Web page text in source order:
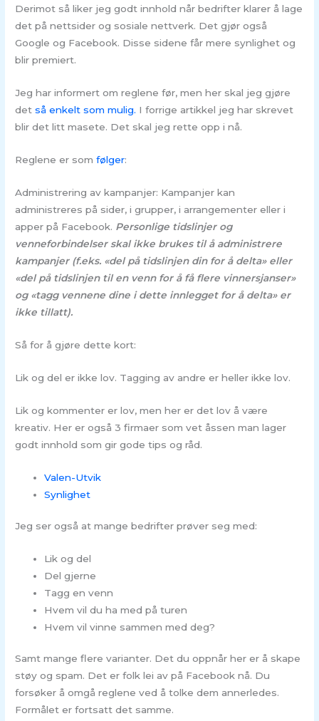
Derimot så liker jeg godt innhold når bedrifter klarer å lage
det på nettsider og sosiale nettverk. Det gjør også
Google og Facebook. Disse sidene får mere synlighet og
blir premiert.
Jeg har informert om reglene før, men her skal jeg gjøre
detså enkelt som mulig. I forrige artikkel jeg har skrevet
blir det litt masete. Det skal jeg rette opp i nå.
Reglene er somfølger:
Administrering av kampanjer: Kampanjer kan
administreres på sider, i grupper, i arrangementer eller i
apper på Facebook. Personlige tidslinjer og
venneforbindelser skal ikke brukes til å administrere
kampanjer (f.eks. «del på tidslinjen din for å delta» eller
«del på tidslinjen til en venn for å få flere vinnersjanser»
og «tagg vennene dine i dette innlegget for å delta» er
ikke tillatt).
Så for å gjøre dette kort:
Lik og del er ikke lov. Tagging av andre er heller ikke lov.
Lik og kommenter er lov, men her er det lov å være
kreativ. Her er også 3 firmaer som vet åssen man lager
godt innhold som gir gode tips og råd.
Valen-Utvik
Synlighet
Jeg ser også at mange bedrifter prøver seg med:
Lik og del
Del gjerne
Tagg en venn
Hvem vil du ha med på turen
Hvem vil vinne sammen med deg?
Samt mange flere varianter. Det du oppnår her er å skape
støy og spam. Det er folk lei av på Facebook nå. Du
forsøker å omgå reglene ved å tolke dem annerledes.
Formålet er fortsatt det samme.